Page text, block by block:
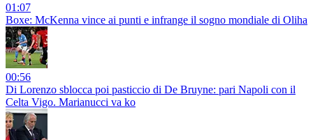
01:07
Boxe: McKenna vince ai punti e infrange il sogno mondiale di Oliha
00:56
Di Lorenzo sblocca poi pasticcio di De Bruyne: pari Napoli con il
Celta Vigo. Marianucci va ko